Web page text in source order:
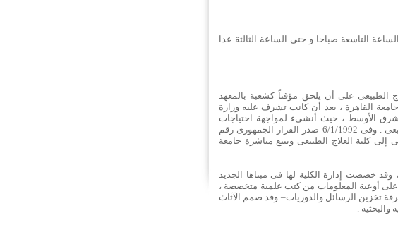
التاسعة صباحا و حتى الساعة الثالثة عدا
للعلاج الطبيعى على أن يلحق مؤقتاً كشعبة بالمعهد
عام 1976 انضم المعهد إلى جامعة القاهرة ، بعد أن كانت تشرف عليه وزارة
الأوسط ، حيث أنشىء لمواجهة احتياجات
جمهوريتنا والبلاد المحيطة لأخصائى وأخصائيات العلاج الطبيعى . وفى 6/1/1992 صدر القرار الجمهورى رقم
إلى كلية العلاج الطبيعى وتتبع مباشرة جامعة
وقد خصصت إدارة الكلية لها فى مبناها الجديد
وتشتمل على أوعية المعلومات من كتب علمية متخصصة ،
التصوير لخدمة الباحثين ، 35 م2 تقريباً لغرفة تخزين الرسائل والدوريات– وقد صمم الآثاث
.